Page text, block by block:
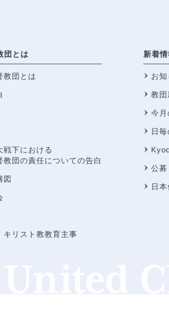
団とは
教団とは
戦下における
教団の責任についての告白
図
キリスト教教育主事
新着情
お
教団
今月
日
公募
日